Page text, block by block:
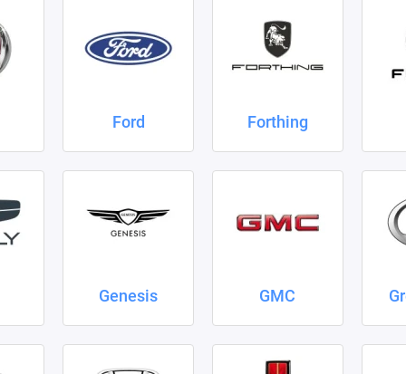
Ford Forthing
Genesis GMC